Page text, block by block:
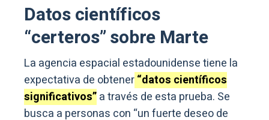
Datos científicos
“certeros” sobre Marte
La agencia espacial estadounidense tiene la
expectativa de obtener“datos científicos
significativos”a través de esta prueba. Se
busca a personas con “un fuerte deseo de